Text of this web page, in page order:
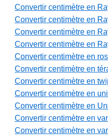
Convertir centimètre en
Convertir centimètre en
Convertir centimètre en
Convertir centimètre en
Convertir centimètre en
Convertir centimètre en
Convertir centimètre en
Convertir centimètre en
Convertir centimètre en
Convertir centimètre en
Convertir centimètre en